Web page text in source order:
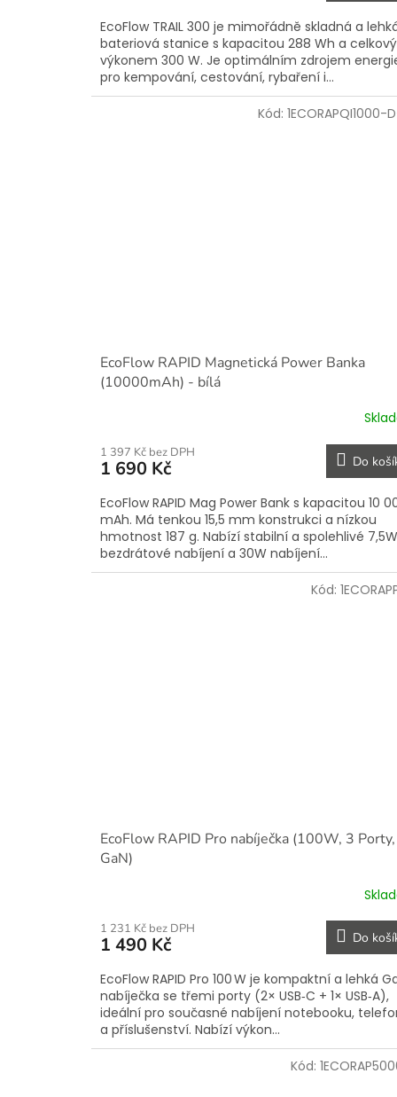
EcoFlow TRAIL 300 je mimořádně skladná a
bateriová stanice s kapacitou 288 Wh a
výkonem 300 W. Je optimálním zdrojem
pro kempování, cestování, rybaření i...
EcoFlow RAPID Magnetická Power Banka
(10000mAh) - bílá
1 397 Kč bez DPH
1 690 Kč Do
EcoFlow RAPID Mag Power Bank s kapacitou 10
mAh. Má tenkou 15,5 mm konstrukci a nízkou
hmotnost 187 g. Nabízí stabilní a spolehlivé 7,5W
bezdrátové nabíjení a 30W nabíjení...
Kód:1ECORAPQI1000-
EcoFlow RAPID Pro nabíječka (100W, 3 Porty,
GaN)
1 231 Kč bez DPH
1 490 Kč Do
EcoFlow RAPID Pro 100 W je kompaktní a lehká
nabíječka se třemi porty (2× USB‑C + 1× USB‑A),
ideální pro současné nabíjení notebooku,
a příslušenství. Nabízí výkon...
Kód:
Kód: